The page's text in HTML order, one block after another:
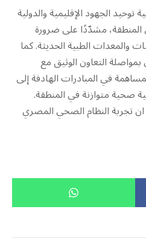
الجهود الإقليمية والدولية
مشدّدًا على ضرورة
والمعدات الطبية الحديثة. كما
التعاون الوثيق مع
في المبادرات الهادفة إلى
متوازنة في المنطقة.
تجربة النظام الصحي المصري